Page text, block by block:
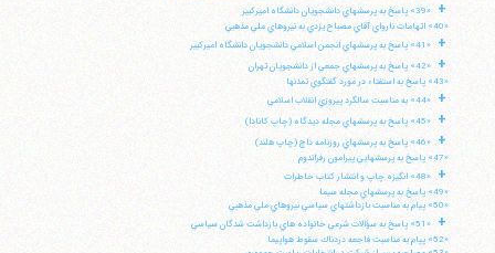
+
«39» پاسخ به پرسشهاي دانشجويان دانشگاه اميركبير
«40» اتهامات نارواي آقاي مصباح يزدي به نيروهاي ملي مذهبي
+ «41» پاسخ به پرسشهاي انجمن اسلامي دانشجويان دانشگاه اميركبير
+
«42» پاسخ به پرسشهاي جمعي از دانشجويان تهران
«43» پاسخ به استفتاء در مورد گفتگوي تمدنها
+ «44» به مناسبت سالگرد پيروزي انقلاب اسلامي
+ «45» پاسخ به پرسشهاي مجله ديدگاه (چاپ كانادا)
+
«46» پاسخ به پرسشهاي روزنامه داچ (چاپ هلند)
«47» پاسخ به پرسشهايي پيرامون رفراندوم
+
«48» انگيزه چاپ و انتشار كتاب خاطرات
«49» پاسخ به پرسشهاي مجله سيما
«50» پيام به مناسبت بازداشتهاي سياسي نيروهاي ملي مذهبي
+
«51» پاسخ به سؤالات شرعي خانواده هاي بازداشت شدگان سياسي
«52» پپام به مناسبت فاجعه دردناك سقوط هواپيما